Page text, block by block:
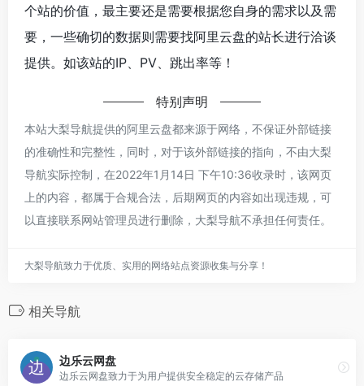
个站的价值，最主要还是需要根据您自身的需求以及需
要，一些确切的数据则需要找阿里云盘的站长进行洽谈
提供。如该站的IP、PV、跳出率等！
特别声明
本站大梨导航提供的阿里云盘都来源于网络，不保证外部链接
的准确性和完整性，同时，对于该外部链接的指向，不由大梨
导航实际控制，在2022年1月14日 下午10:36收录时，该网页
上的内容，都属于合规合法，后期网页的内容如出现违规，可
以直接联系网站管理员进行删除，大梨导航不承担任何责任。
大梨导航致力于优质、实用的网络站点资源收集与分享！
相关导航
边乐云网盘
边乐云网盘致力于为用户提供安全稳定的云存储产品